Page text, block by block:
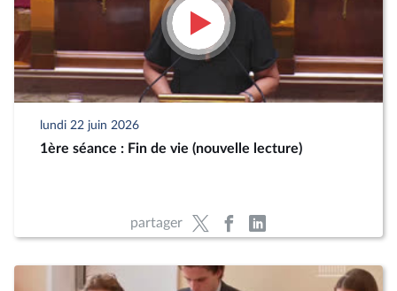
lundi 22 juin 2026
1ère séance : Fin de vie (nouvelle lecture)
partager